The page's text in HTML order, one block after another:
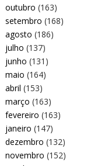
outubro (163)
setembro (168)
agosto (186)
julho (137)
junho (131)
maio (164)
abril (153)
março (163)
fevereiro (163)
janeiro (147)
dezembro (132)
novembro (152)